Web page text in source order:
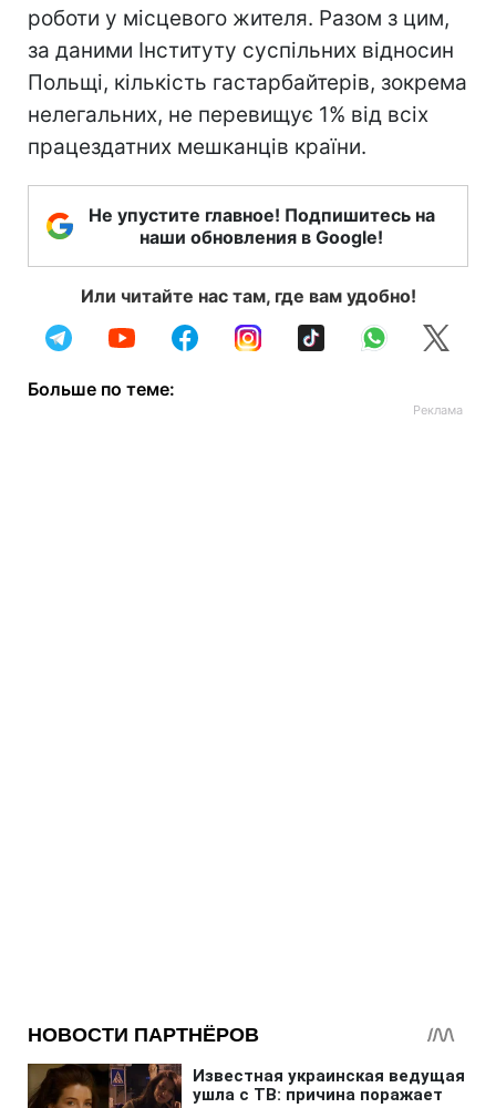
роботи у місцевого жителя. Разом з цим,
за даними Інституту суспільних відносин
Польщі, кількість гастарбайтерів, зокрема
нелегальних, не перевищує 1% від всіх
працездатних мешканців країни.
Не упустите главное! Подпишитесь на
наши обновления в Google!
Или читайте нас там, где вам удобно!
Больше по теме: